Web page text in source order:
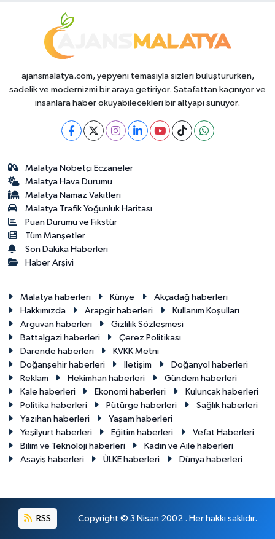
ajansmalatya.com, yepyeni temasıyla sizleri buluştururken,
sadelik ve modernizmi bir araya getiriyor. Şatafattan kaçınıyor ve
insanlara haber okuyabilecekleri bir altyapı sunuyor.
Malatya Nöbetçi Eczaneler
Malatya Hava Durumu
Malatya Namaz Vakitleri
Malatya Trafik Yoğunluk Haritası
Puan Durumu ve Fikstür
Tüm Manşetler
Son Dakika Haberleri
Haber Arşivi
Malatya haberleri Künye
Akçadağ haberleri
Hakkımızda
Arapgir haberleri
Kullanım Koşulları
Arguvan haberleri
Gizlilik Sözleşmesi
Battalgazi haberleri
Çerez Politikası
Darende haberleri
KVKK Metni
Doğanşehir haberleri
İletişim
Doğanyol haberleri
Reklam
Hekimhan haberleri
Gündem haberleri
Kale haberleri
Ekonomi haberleri
Kuluncak haberleri
Politika haberleri
Pütürge haberleri
Sağlık haberleri
Yazıhan haberleri
Yaşam haberleri
Yeşilyurt haberleri
Eğitim haberleri
Vefat Haberleri
Bilim ve Teknoloji haberleri
Kadın ve Aile haberleri
Asayiş haberleri
ÜLKE haberleri Dünya haberleri
RSS Copyright © 3 Nisan 2002 . Her hakkı saklıdır.